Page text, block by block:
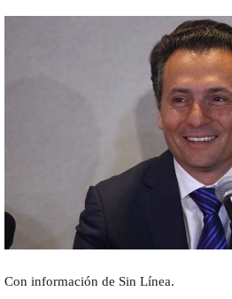
Con información de Sin Línea.